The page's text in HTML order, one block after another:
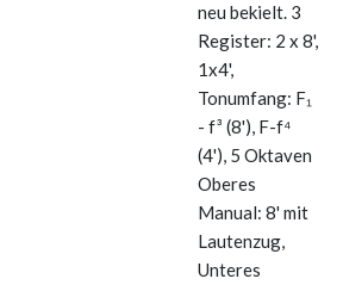
neu bekielt. 3
Register: 2 x 8',
1x4',
Tonumfang: F₁
- f³ (8'), F-f⁴
(4'), 5 Oktaven
Oberes
Manual: 8' mit
Lautenzug,
Unteres